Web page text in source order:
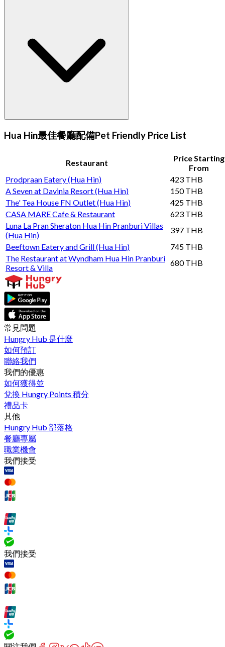
Hua Hin最佳餐廳配備Pet Friendly Price List
Restaurant
Price Starting
From
Prodpraan Eatery (Hua Hin)
423 THB
A Seven at Davinia Resort (Hua Hin)
150 THB
The' Tea House FN Outlet (Hua Hin)
425 THB
CASA MARE Cafe & Restaurant
623 THB
Luna La Pran Sheraton Hua Hin Pranburi Villas
(Hua Hin)
397 THB
Beeftown Eatery and Grill (Hua Hin)
745 THB
The Restaurant at Wyndham Hua Hin Pranburi
Resort & Villa
680 THB
常見問題
Hungry Hub 是什麼
如何預訂
聯絡我們
我們的優惠
如何獲得並
兌換 Hungry Points 積分
禮品卡
其他
Hungry Hub 部落格
餐廳專屬
職業機會
我們接受
我們接受